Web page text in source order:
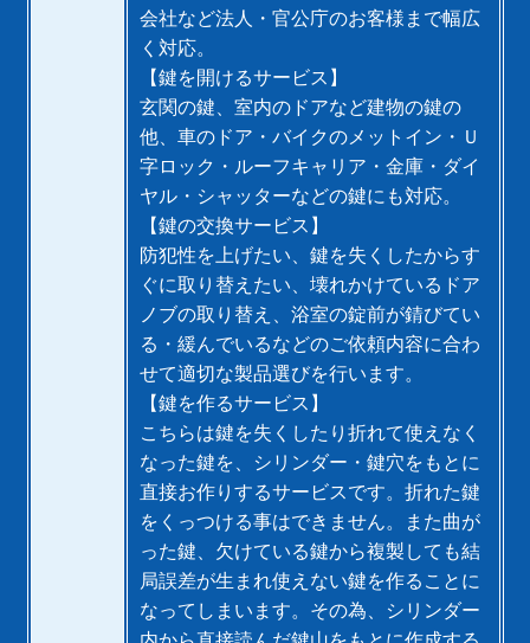
会社など法人・官公庁のお客様まで幅広
く対応。
【鍵を開けるサービス】
玄関の鍵、室内のドアなど建物の鍵の
他、車のドア・バイクのメットイン・Ｕ
字ロック・ルーフキャリア・金庫・ダイ
ヤル・シャッターなどの鍵にも対応。
【鍵の交換サービス】
防犯性を上げたい、鍵を失くしたからす
ぐに取り替えたい、壊れかけているドア
ノブの取り替え、浴室の錠前が錆びてい
る・緩んでいるなどのご依頼内容に合わ
せて適切な製品選びを行います。
【鍵を作るサービス】
こちらは鍵を失くしたり折れて使えなく
なった鍵を、シリンダー・鍵穴をもとに
直接お作りするサービスです。折れた鍵
をくっつける事はできません。また曲が
った鍵、欠けている鍵から複製しても結
局誤差が生まれ使えない鍵を作ることに
なってしまいます。その為、シリンダー